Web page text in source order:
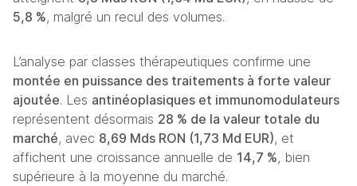
5,8 %, malgré un recul des volumes.
montée en puissance des traitements à forte valeur
ajoutée. Les antinéoplasiques et immunomodulateurs
représentent désormais 28 % de la valeur totale du
marché, avec 8,69 Mds RON (1,73 Md EUR), et
affichent une croissance annuelle de 14,7 %, bien
supérieure à la moyenne du marché.